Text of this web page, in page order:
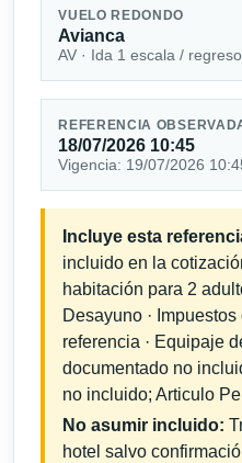
VUELO REDONDO
Avianca
AV · Ida 1 escala /
REFERENCIA
18/07/2026 10:45
Vigencia: 19/07/2026
Incluye esta
incluido en la
habitación para 2
Desayuno ·
referencia · Equipaje
documentado no
no incluido; Articulo
No asumir incluido:
hotel salvo